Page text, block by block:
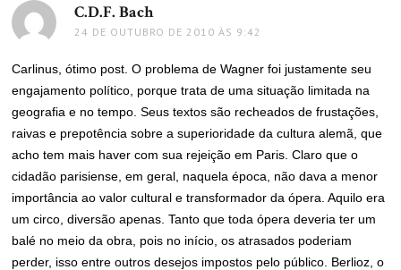
C.D.F. Bachdisse:
24 DE OUTUBRO DE 2010 ÀS 9:42
Carlinus, ótimo post. O problema de Wagner foi justamente seu
engajamento político, porque trata de uma situação limitada na
geografia e no tempo. Seus textos são recheados de frustações,
raivas e prepotência sobre a superioridade da cultura alemã, que
acho tem mais haver com sua rejeição em Paris. Claro que o
cidadão parisiense, em geral, naquela época, não dava a menor
importância ao valor cultural e transformador da ópera. Aquilo era
um circo, diversão apenas. Tanto que toda ópera deveria ter um
balé no meio da obra, pois no início, os atrasados poderiam
perder, isso entre outros desejos impostos pelo público. Berlioz, o